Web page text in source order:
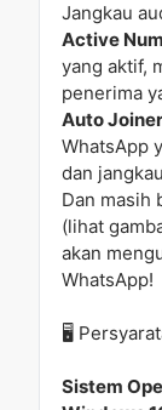
Jangkau
Active
yang aktif,
penerima
Auto
WhatsApp
dan
Dan masih
(lihat
akan
WhatsApp!
🖥️
Sistem